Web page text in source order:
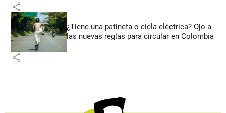
share
¿Tiene una patineta o cicla eléctrica? Ojo a
las nuevas reglas para circular en Colombia
share